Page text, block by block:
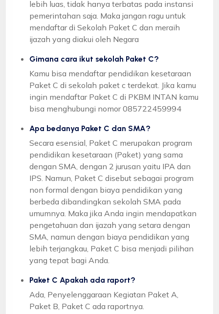
lebih luas, tidak hanya terbatas pada instansi
pemerintahan saja. Maka jangan ragu untuk
mendaftar di Sekolah Paket C dan meraih
ijazah yang diakui oleh Negara
Gimana cara ikut sekolah Paket C?
Kamu bisa mendaftar pendidikan kesetaraan
Paket C di sekolah paket c terdekat. Jika kamu
ingin mendaftar Paket C di PKBM INTAN kamu
bisa menghubungi nomor 085722459994
Apa bedanya Paket C dan SMA?
Secara esensial, Paket C merupakan program
pendidikan kesetaraan (Paket) yang sama
dengan SMA, dengan 2 jurusan yaitu IPA dan
IPS. Namun, Paket C disebut sebagai program
non formal dengan biaya pendidikan yang
berbeda dibandingkan sekolah SMA pada
umumnya. Maka jika Anda ingin mendapatkan
pengetahuan dan ijazah yang setara dengan
SMA, namun dengan biaya pendidikan yang
lebih terjangkau, Paket C bisa menjadi pilihan
yang tepat bagi Anda.
Paket C Apakah ada raport?
Ada, Penyelenggaraan Kegiatan Paket A,
Paket B, Paket C ada raportnya.